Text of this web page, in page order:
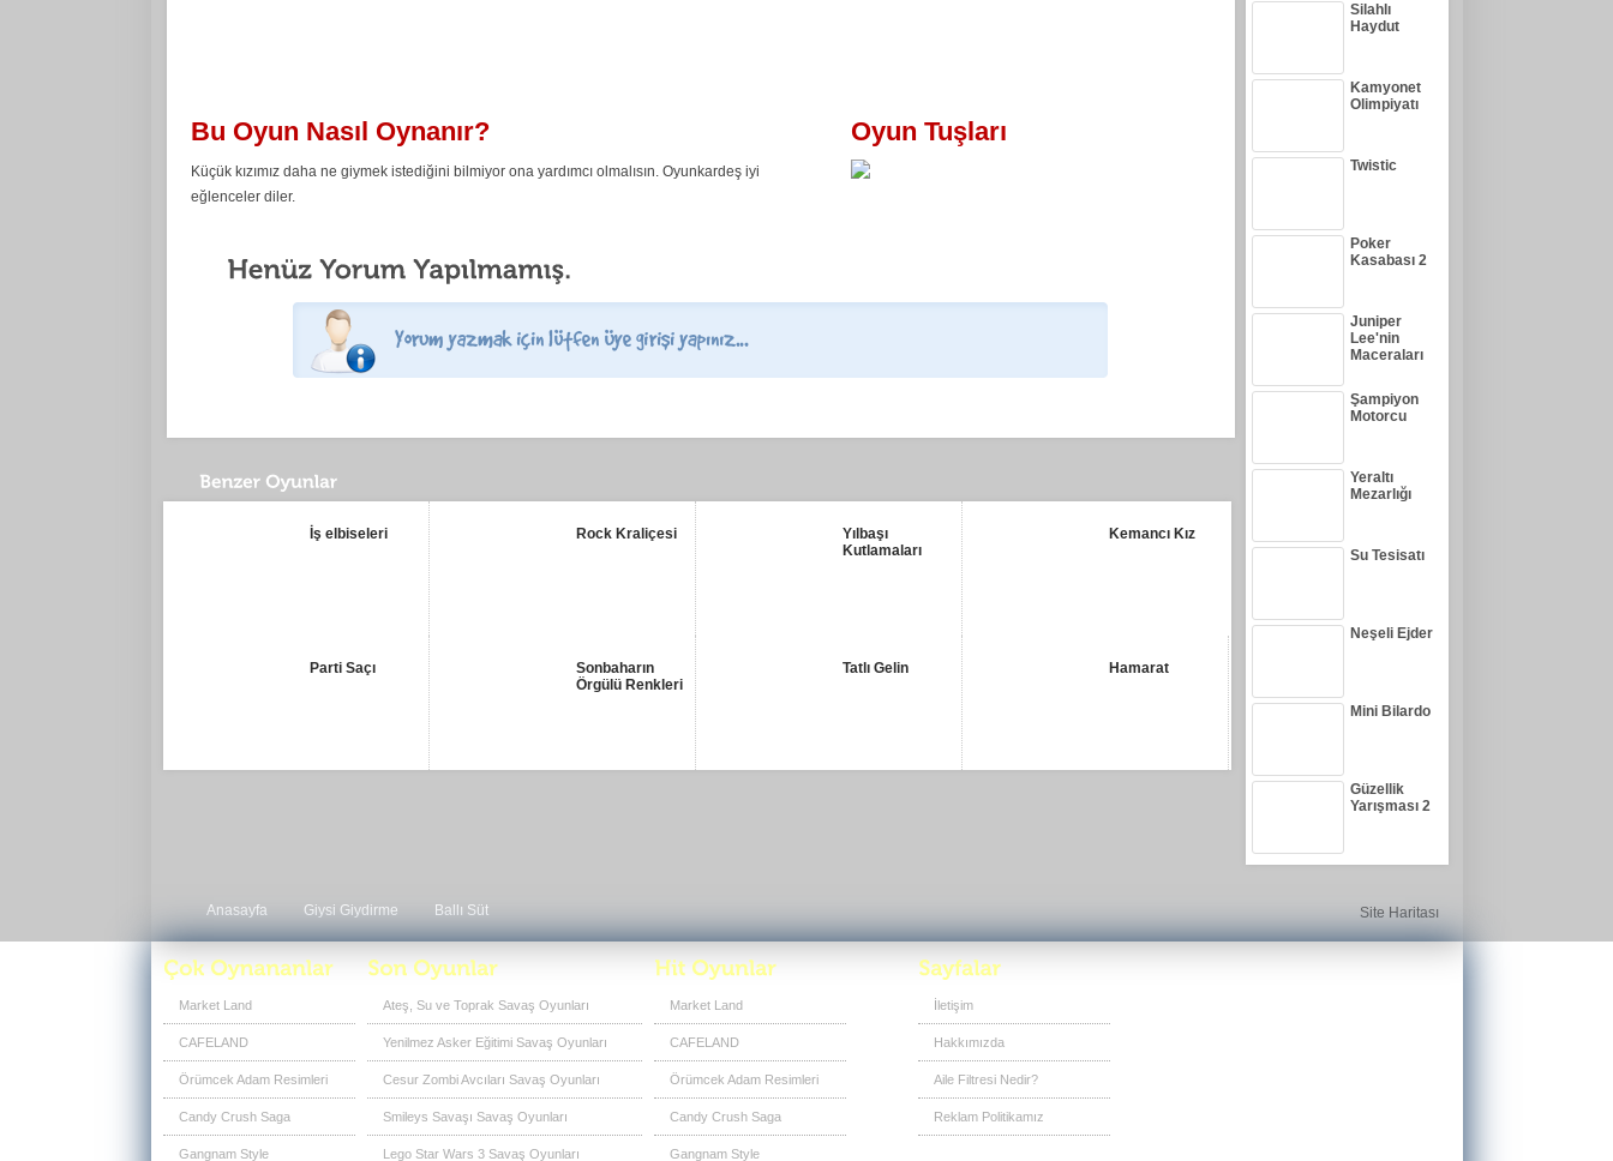
Bu Oyun Nasıl Oynanır?
Küçük kızımız daha ne giymek istediğini bilmiyor ona yardımcı olmalısın. Oyunkardeş iyi
eğlenceler diler.
Oyun Tuşları
İş elbiseleri Rock Kraliçesi
Yılbaşı
Kutlamaları
Kemancı Kız
Parti Saçı
Sonbaharın
Örgülü Renkleri
Tatlı Gelin Hamarat
Silahlı
Haydut
Kamyonet
Olimpiyatı
Twistic
Poker
Kasabası 2
Juniper
Lee'nin
Maceraları
Şampiyon
Motorcu
Yeraltı
Mezarlığı
Su Tesisatı
Neşeli Ejder
Mini Bilardo
Güzellik
Yarışması 2
Anasayfa Giysi Giydirme Ballı Süt Site Haritası
Market Land
CAFELAND
Örümcek Adam Resimleri
Candy Crush Saga
Gangnam Style
Ateş, Su ve Toprak Savaş Oyunları
Yenilmez Asker Eğitimi Savaş Oyunları
Cesur Zombi Avcıları Savaş Oyunları
Smileys Savaşı Savaş Oyunları
Lego Star Wars 3 Savaş Oyunları
Market Land
CAFELAND
Örümcek Adam Resimleri
Candy Crush Saga
Gangnam Style
İletişim
Hakkımızda
Aile Filtresi Nedir?
Reklam Politikamız